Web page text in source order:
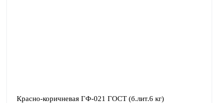
Красно-коричневая ГФ-021 ГОСТ (б.лит.6 кг)